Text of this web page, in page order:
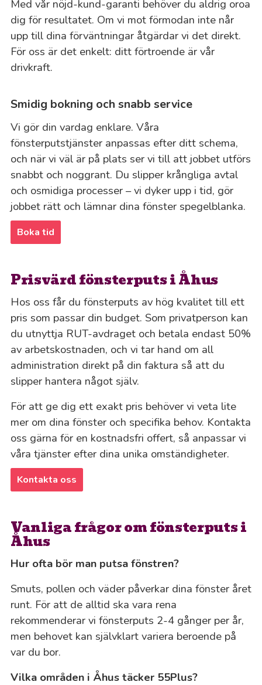
Med vår nöjd-kund-garanti behöver du aldrig oroa
dig för resultatet. Om vi mot förmodan inte når
upp till dina förväntningar åtgärdar vi det direkt.
För oss är det enkelt: ditt förtroende är vår
drivkraft.
Smidig bokning och snabb service
Vi gör din vardag enklare. Våra
fönsterputstjänster anpassas efter ditt schema,
och när vi väl är på plats ser vi till att jobbet utförs
snabbt och noggrant. Du slipper krångliga avtal
och osmidiga processer – vi dyker upp i tid, gör
jobbet rätt och lämnar dina fönster spegelblanka.
Boka tid
Prisvärd fönsterputs i Åhus
Hos oss får du fönsterputs av hög kvalitet till ett
pris som passar din budget. Som privatperson kan
du utnyttja RUT-avdraget och betala endast 50%
av arbetskostnaden, och vi tar hand om all
administration direkt på din faktura så att du
slipper hantera något själv.
För att ge dig ett exakt pris behöver vi veta lite
mer om dina fönster och specifika behov. Kontakta
oss gärna för en kostnadsfri offert, så anpassar vi
våra tjänster efter dina unika omständigheter.
Kontakta oss
Vanliga frågor om fönsterputs i
Åhus
Hur ofta bör man putsa fönstren?
Smuts, pollen och väder påverkar dina fönster året
runt. För att de alltid ska vara rena
rekommenderar vi fönsterputs 2-4 gånger per år,
men behovet kan självklart variera beroende på
var du bor.
Vilka områden i Åhus täcker 55Plus?